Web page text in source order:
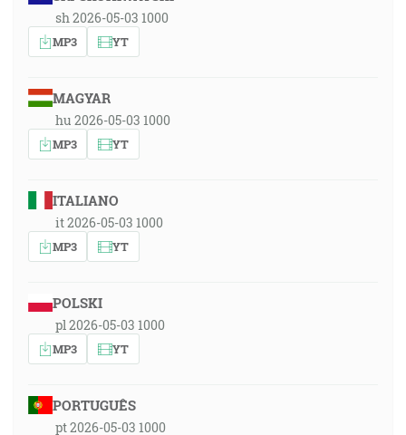
sh 2026-05-03 1000
MP3 YT
MAGYAR
hu 2026-05-03 1000
MP3 YT
ITALIANO
it 2026-05-03 1000
MP3 YT
POLSKI
pl 2026-05-03 1000
MP3 YT
PORTUGUÊS
pt 2026-05-03 1000